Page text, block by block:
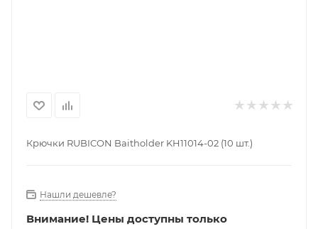
Крючки RUBICON Baitholder KH11014-02 (10 шт.)
Нашли дешевле?
Внимание! Цены доступны только